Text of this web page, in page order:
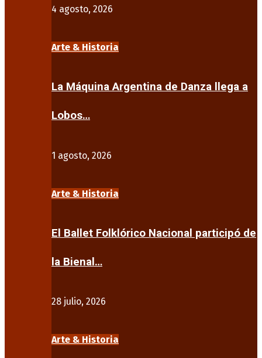
4 agosto, 2026
Arte & Historia
La Máquina Argentina de Danza llega a
Lobos…
1 agosto, 2026
Arte & Historia
El Ballet Folklórico Nacional participó de
la Bienal…
28 julio, 2026
Arte & Historia